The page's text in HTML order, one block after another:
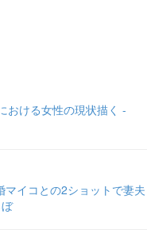
おける女性の現状描く -
イコとの2ショットで妻夫